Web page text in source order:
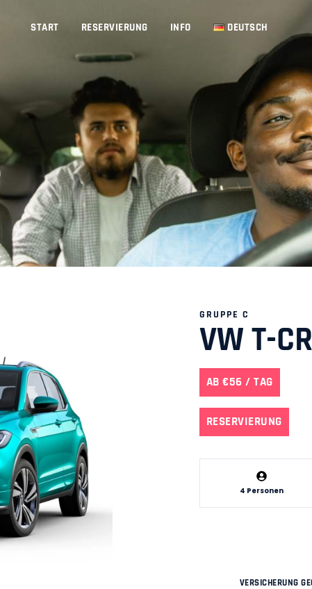
START RESERVIERUNG INFO DEUTSCH
GRUPPE C
VW T-
AB €56 / TAG
RESERVIERUNG
4 Personen
VERSICHERUNG